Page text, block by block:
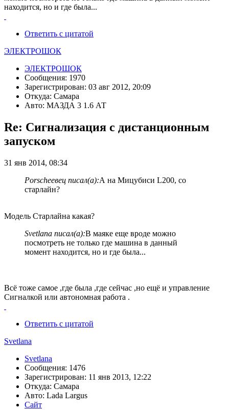
находится, но и где была...
Ответить с цитатой
ЭЛЕКТРОШОК
ЭЛЕКТРОШОК
Сообщения: 1970
Зарегистрирован: 03 авг 2012, 20:09
Откуда: Самара
Авто: МАЗДА 3 1.6 АТ
Re: Сигнализация с дистанционным
запуском
31 янв 2014, 08:34
Porscheeвец писал(а):А на Мицубиси L200, со
старлайн?
Модель Старлайна какая?
Svetlana писал(а):В маяке еще вроде можно
посмотреть не только где машина в данный
момент находится, но и где была...
Всё тоже самое ,где была ,где сейчас ,но ещё и управление
Сигналкой или автономная работа .
Ответить с цитатой
Svetlana
Svetlana
Сообщения: 1476
Зарегистрирован: 11 янв 2013, 12:22
Откуда: Самара
Авто: Lada Largus
Сайт